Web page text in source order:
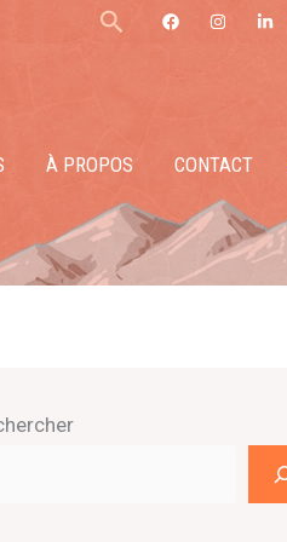
Rechercher
À PROPOS CONTACT